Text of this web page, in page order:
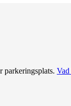
parkeringsplats. Vad